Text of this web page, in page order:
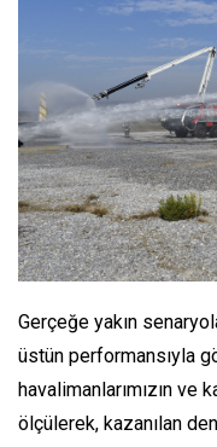
Gerçeğe yakın
üstün performansıyla
havalimanlarımızın ve
ölçülerek, kazanılan